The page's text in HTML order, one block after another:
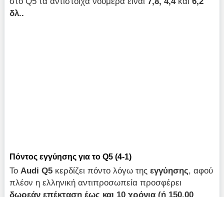
δλ..
Πόντος εγγύησης για το Q5 (4-1)
Το Audi Q5 κερδίζει πόντο λόγω τηςεγγύησης, αφού
πλέον η ελληνική αντιπροσωπεία προσφέρει
δωρεάν επέκταση έως και 10 χρόνια (ή 150.00